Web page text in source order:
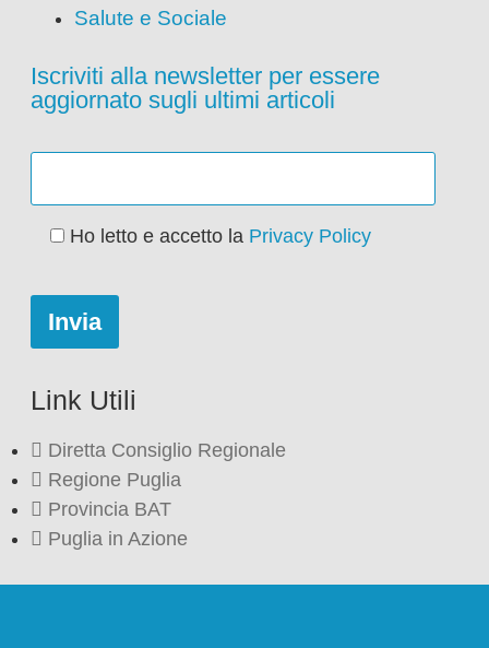
Salute e Sociale
Iscriviti alla newsletter per essere
aggiornato sugli ultimi articoli
Ho letto e accetto la Privacy Policy
Link Utili
Diretta Consiglio Regionale
Regione Puglia
Provincia BAT
Puglia in Azione